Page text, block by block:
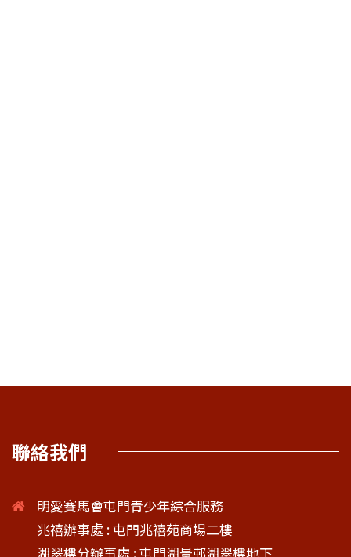
聯絡我們
明愛賽馬會屯門青少年綜合服務
兆禧辦事處 : 屯門兆禧苑商場二樓
湖翠樓分辦事處 : 屯門湖景邨湖翠樓地下